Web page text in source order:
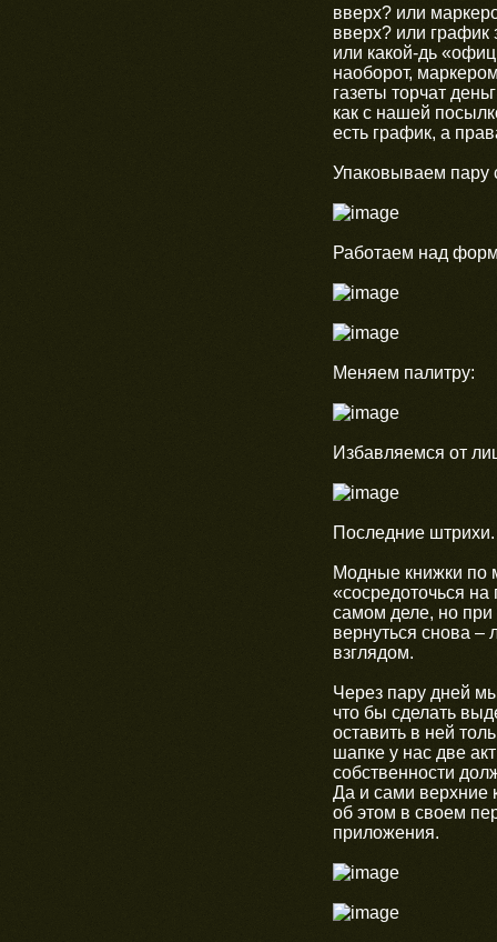
вверх? или
вверх? или график
или какой-дь
наоборот,
газеты торчат
как с нашей
есть график, а
Упаковываем пару
Работаем над
Меняем палитру:
Избавляемся от
Последние штрихи.
Модные книжки по
«сосредоточься на
самом деле, но при
вернуться снова
взглядом.
Через пару дней
что бы сделать
оставить в ней
шапке у нас две
собственности
Да и сами верхние
об этом в своем
приложения.